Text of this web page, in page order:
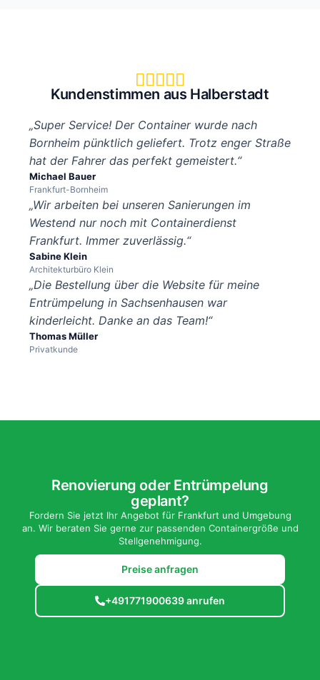
    
Kundenstimmen aus Halberstadt
„Super Service! Der Container wurde nach
Bornheim pünktlich geliefert. Trotz enger Straße
hat der Fahrer das perfekt gemeistert.“
Michael Bauer
Frankfurt-Bornheim
„Wir arbeiten bei unseren Sanierungen im
Westend nur noch mit Containerdienst
Frankfurt. Immer zuverlässig.“
Sabine Klein
Architekturbüro Klein
„Die Bestellung über die Website für meine
Entrümpelung in Sachsenhausen war
kinderleicht. Danke an das Team!“
Thomas Müller
Privatkunde
Renovierung oder Entrümpelung
geplant?
Fordern Sie jetzt Ihr Angebot für Frankfurt und Umgebung
an. Wir beraten Sie gerne zur passenden Containergröße und
Stellgenehmigung.
Preise anfragen
+491771900639 anrufen